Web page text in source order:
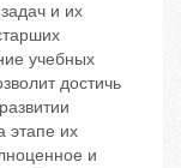
и их
учебных
достичь
этапе их
и